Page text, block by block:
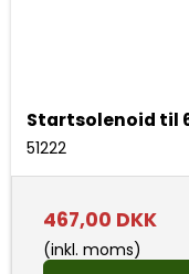
Startsolenoid til
51222
467,00 DKK
(inkl. moms)